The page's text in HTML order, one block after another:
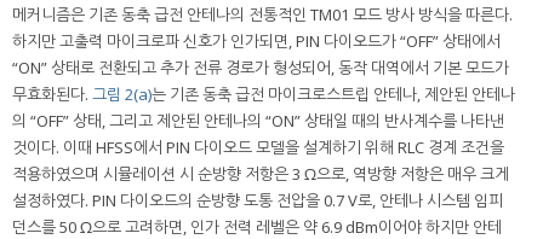
메커니즘은 기존 동축 급전 안테나의 전통적인 TM01 모드 방사 방식을 따른다.
하지만 고출력 마이크로파 신호가 인가되면, PIN 다이오드가 “OFF” 상태에서
“ON” 상태로 전환되고 추가 전류 경로가 형성되어, 동작 대역에서 기본 모드가
무효화된다. 그림 2(a)는 기존 동축 급전 마이크로스트립 안테나, 제안된 안테나
의 “OFF” 상태, 그리고 제안된 안테나의 “ON” 상태일 때의 반사계수를 나타낸
것이다. 이때 HFSS에서 PIN 다이오드 모델을 설계하기 위해 RLC 경계 조건을
적용하였으며 시뮬레이션 시 순방향 저항은 3 Ω으로, 역방향 저항은 매우 크게
설정하였다. PIN 다이오드의 순방향 도통 전압을 0.7 V로, 안테나 시스템 임피
던스를 50 Ω으로 고려하면, 인가 전력 레벨은 약 6.9 dBm이어야 하지만 안테